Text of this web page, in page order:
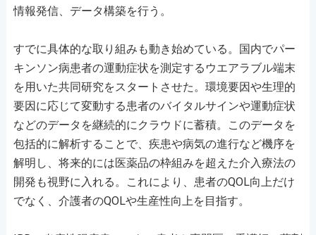
情報発信、データ構築を行う。
すでに具体的な取り組みも動き始めている。国内でパー
キンソン病患者の運動症状を測定するウエアラブル端末
を用いた共同研究をスタートさせた。環境要因や生理的
要因に応じて変動する患者のバイタルサインや運動症状
などのデータを継続的にクラウドに蓄積。このデータを
包括的に解析することで、疾患や病気の進行など機序を
解明し、将来的には医薬品の枠組みを超えた介入療法の
開発も視野に入れる。これにより、患者のQOL向上だけ
でなく、介護者のQOLや生産性向上を目指す。